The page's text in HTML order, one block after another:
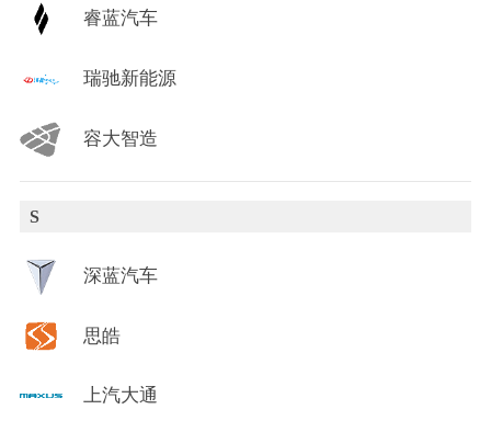
睿蓝汽车
瑞驰新能源
容大智造
S
深蓝汽车
思皓
上汽大通